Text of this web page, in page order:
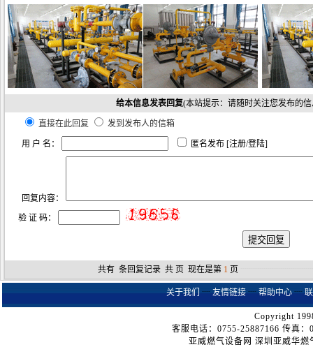
给本信息发表回复(本站提示：请随时关注您发布的
直接在此回复 发到发布人的信箱
用 户 名： 匿名发布 [注册/登陆]
回复内容：
验 证 码：
共有 条回复记录 共 页 现在是第 1 页
关于我们 ┈ 友情链接 ┈ 帮助中心 ┈
Copyright
客服电话：0755-25887166 传真
亚威燃气设备网 深圳亚威华